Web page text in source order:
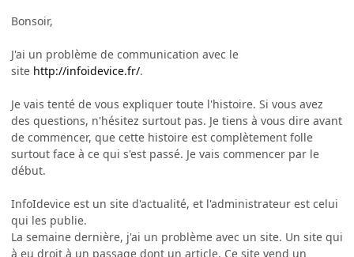
Bonsoir,
J'ai un problème de communication avec le
site http://infoidevice.fr/.
Je vais tenté de vous expliquer toute l'histoire. Si vous avez
des questions, n'hésitez surtout pas. Je tiens à vous dire avant
de commencer, que cette histoire est complètement folle
surtout face à ce qui s'est passé. Je vais commencer par le
début.
InfoIdevice est un site d'actualité, et l'administrateur est celui
qui les publie.
La semaine dernière, j'ai un problème avec un site. Un site qui
à eu droit à un passage dont un article. Ce site vend un